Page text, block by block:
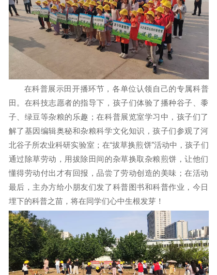
在科普展示田开播环节，各单位认领自己的专属科普
田。在科技志愿者的指导下，孩子们体验了播种谷子、黍
子、绿豆等杂粮的乐趣；在科普展览室学习中，孩子们了
解了基因编辑奥秘和杂粮科学文化知识，孩子们参观了河
北谷子所农业科研实验室；在“拔草换煎饼”活动中，孩子们
通过除草劳动，用拔除田间的杂草换取杂粮煎饼，让他们
懂得劳动付出才有回报，品尝了劳动创造的美味；在活动
最后，主办方给小朋友们发了科普图书和科普作业，今日
埋下的科普之苗，将在同学们心中生根发芽！